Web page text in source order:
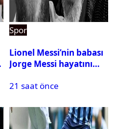
Spor
Lionel Messi’nin babası
Jorge Messi hayatını
21 saat önce